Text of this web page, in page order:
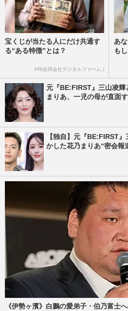
宝くじが当たる人にだけ共通す
る“ある特徴”とは？
PR(合同会社デジタルファーム )
あ
も
元『BE:FIRST』三山凌輝
まりあ、一児の母が直面
【独自】元『BE:FIRST
かした花乃まりあ“密会報
《伊勢ヶ濱》白鵬の愛弟子・伯乃富士